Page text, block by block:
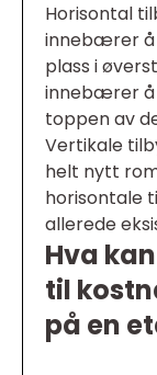
Horisontal
innebærer å
plass i
innebærer å
toppen av
Vertikale
helt nytt
horisontale
allerede
Hva
til
på en